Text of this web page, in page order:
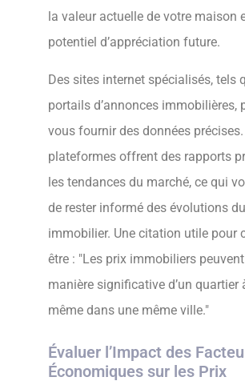
la valeur actuelle de votre maison
potentiel d’appréciation future.
Des sites internet spécialisés, tels
portails d’annonces immobilières,
vous fournir des données précises.
plateformes offrent des rapports
les tendances du marché, ce qui
de rester informé des évolutions
immobilier. Une citation utile pour
être : Les prix immobiliers
manière significative d’un quartier
même dans une même ville.
Évaluer l’Impact des
Économiques sur les Prix